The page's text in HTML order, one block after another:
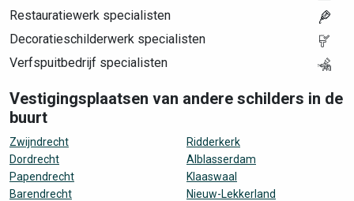
Restauratiewerk specialisten
Decoratieschilderwerk specialisten
Verfspuitbedrijf specialisten
Vestigingsplaatsen van andere schilders in de
buurt
Zwijndrecht
Dordrecht
Papendrecht
Barendrecht
Ridderkerk
Alblasserdam
Klaaswaal
Nieuw-Lekkerland